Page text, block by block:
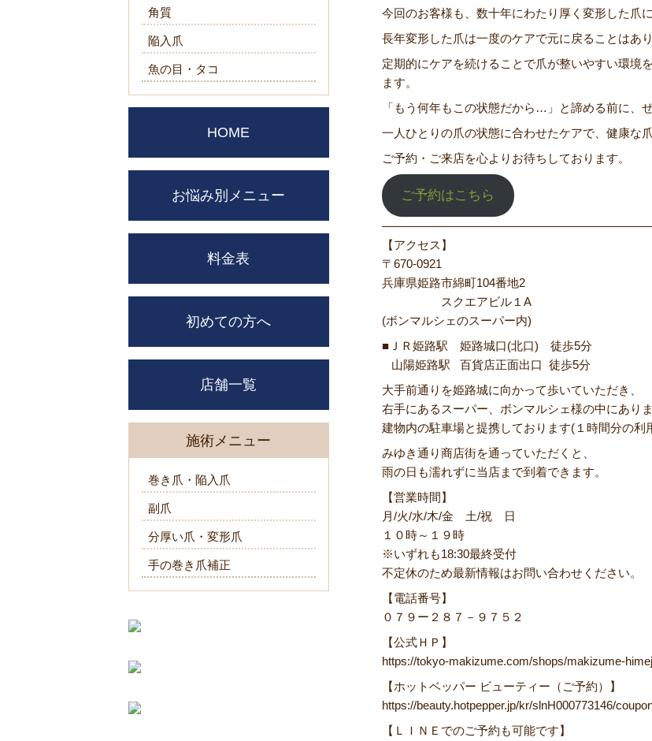
今回のお客様も、数十年にわたり厚く変形した爪
長年変形した爪は一度のケアで元に戻ることはあり
定期的にケアを続けることで爪が整いやすい環境
ます。
「もう何年もこの状態だから…」と諦める前に、
一人ひとりの爪の状態に合わせたケアで、健康な
ご予約・ご来店を心よりお待ちしております。
ご予約はこちら
【アクセス】
〒670‐0921
兵庫県姫路市綿町104番地2
スクエアビル１A
(ボンマルシェのスーパー内)
■ＪＲ姫路駅 姫路城口(北口) 徒歩5分
山陽姫路駅 百貨店正面出口 徒歩5分
大手前通りを姫路城に向かって歩いていただき、
右手にあるスーパー、ボンマルシェ様の中にありま
建物内の駐車場と提携しております(１時間分の利
みゆき通り商店街を通っていただくと、
雨の日も濡れずに当店まで到着できます。
【営業時間】
月/火/水/木/金 土/祝 日
１０時～１９時
※いずれも18:30最終受付
不定休のため最新情報はお問い合わせください。
【電話番号】
０７９ー２８７－９７５２
【公式ＨＰ】
https://tokyo-makizume.com/shops/makizume-
【ホットベッパー ビューティー（ご予約）】
https://beauty.hotpepper.jp/kr/slnH000773146/
【ＬＩＮＥでのご予約も可能です】
角質
陥入爪
魚の目・タコ
HOME
お悩み別メニュー
料金表
初めての方へ
店舗一覧
施術メニュー
巻き爪・陥入爪
副爪
分厚い爪・変形爪
手の巻き爪補正